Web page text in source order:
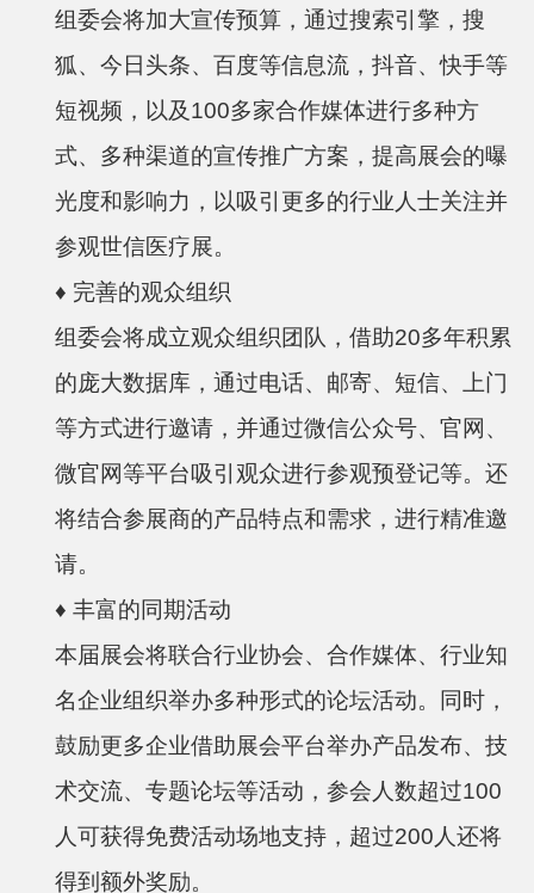
组委会将加大宣传预算，通过搜索引擎，搜
狐、今日头条、百度等信息流，抖音、快手等
短视频，以及100多家合作媒体进行多种方
式、多种渠道的宣传推广方案，提高展会的曝
光度和影响力，以吸引更多的行业人士关注并
参观世信医疗展。
♦ 完善的观众组织
组委会将成立观众组织团队，借助20多年积累
的庞大数据库，通过电话、邮寄、短信、上门
等方式进行邀请，并通过微信公众号、官网、
微官网等平台吸引观众进行参观预登记等。还
将结合参展商的产品特点和需求，进行精准邀
请。
♦ 丰富的同期活动
本届展会将联合行业协会、合作媒体、行业知
名企业组织举办多种形式的论坛活动。同时，
鼓励更多企业借助展会平台举办产品发布、技
术交流、专题论坛等活动，参会人数超过100
人可获得免费活动场地支持，超过200人还将
得到额外奖励。